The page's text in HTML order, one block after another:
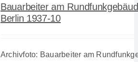
Bauarbeiter am
Berlin 1937-10
Archivfoto: Bauarbeiter am